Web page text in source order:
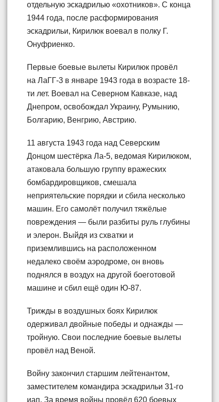
отдельную эскадрилью «охотников». С конца
1944 года, после расформирования
эскадрильи, Кирилюк воевал в полку Г.
Онуфриенко.
Первые боевые вылеты Кирилюк провёл
на ЛаГГ-3 в январе 1943 года в возрасте 18-
ти лет. Воевал на Северном Кавказе, над
Днепром, освобождал Украину, Румынию,
Болгарию, Венгрию, Австрию.
11 августа 1943 года над Северским
Донцом шестёрка Ла-5, ведомая Кирилюком,
атаковала большую группу вражеских
бомбардировщиков, смешала
неприятельские порядки и сбила несколько
машин. Его самолёт получил тяжёлые
повреждения — были разбиты руль глубины
и элерон. Выйдя из схватки и
приземлившись на расположенном
недалеко своём аэродроме, он вновь
поднялся в воздух на другой боеготовой
машине и сбил ещё один Ю-87.
Трижды в воздушных боях Кирилюк
одерживал двойные победы и однажды —
тройную. Свои последние боевые вылеты
провёл над Веной.
Войну закончил старшим лейтенантом,
заместителем командира эскадрильи 31-го
иап. За время войны провёл 620 боевых